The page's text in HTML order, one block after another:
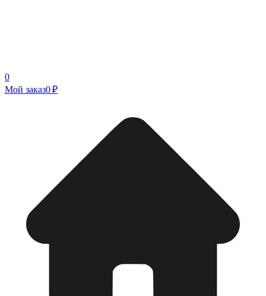
0
Мой заказ0 ₽